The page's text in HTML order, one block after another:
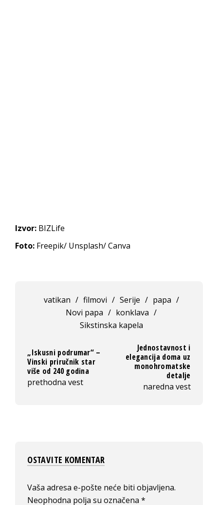
Izvor: BIZLife
Foto: Freepik/ Unsplash/ Canva
vatikan / filmovi / Serije / papa /
Novi papa / konklava /
Sikstinska kapela
„Iskusni podrumar“ –
Vinski priručnik star
više od 240 godina
prethodna vest
Jednostavnost i
elegancija doma uz
monohromatske
detalje
naredna vest
OSTAVITE KOMENTAR
Vaša adresa e-pošte neće biti objavljena.
Neophodna polja su označena*